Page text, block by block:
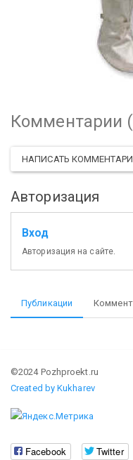
Комментарии (
НАПИСАТЬ
Авторизация
Вход
Авторизация на сайте.
Публикации
©2024 Pozhproekt.ru
Created by Kukharev
Facebook Twitter